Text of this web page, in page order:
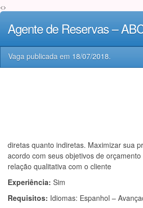
<>
Agente de Reservas –
Vaga publicada em 18/07/2018.
diretas quanto indiretas. Maximizar sua
acordo com seus objetivos de
relação qualitativa com o cliente
Experiência: Sim
Requisitos: Idiomas: Espanhol –